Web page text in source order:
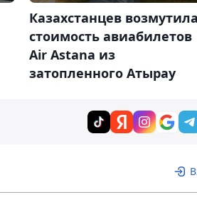
Казахстанцев
стоимость авиабилетов
Air Astana из
затопленного Атырау